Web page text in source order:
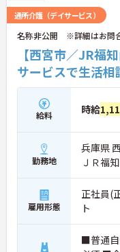
通所介護（デイサービス）
名称非公開 ※詳細はお問
【西宮市／JR福
サービスで生活相
給料 時給
勤務地
兵庫県
ＪＲ福
雇用形態
正社員(
ト
■普通